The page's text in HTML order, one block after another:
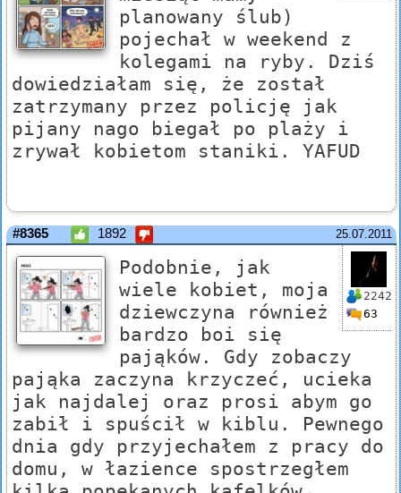
planowany ślub)
pojechał w weekend z
kolegami na ryby. Dziś
dowiedziałam się, że został
zatrzymany przez policję jak
pijany nago biegał po plaży i
zrywał kobietom staniki. YAFUD
25.07.2011
#8365 1892
2242
63
Podobnie, jak
wiele kobiet, moja
dziewczyna również
bardzo boi się
pająków. Gdy zobaczy
pająka zaczyna krzyczeć, ucieka
jak najdalej oraz prosi abym go
zabił i spuścił w kiblu. Pewnego
dnia gdy przyjechałem z pracy do
domu, w łazience spostrzegłem